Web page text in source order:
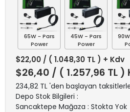
65W - Pars
Power
45W - Pars
Power
$22,00 / ( 1.048,30 TL ) + Kdv
$26,40 / ( 1.257,96 TL )
234,82 TL 'den başlayan
Depo Stok Bilgileri :
Sancaktepe Mağaza : Stokta Yok